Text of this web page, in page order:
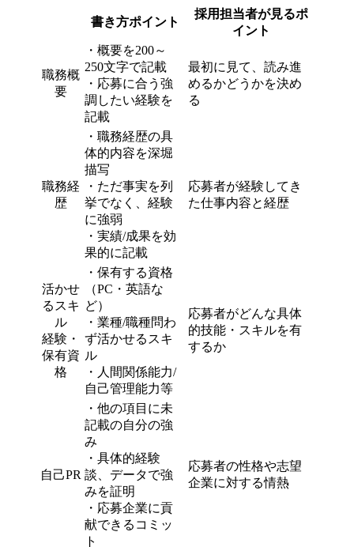
書き方ポイント
採用担当者が見るポ
イント
職務概
要
・概要を200～
250文字で記載
・応募に合う強
調したい経験を
記載
最初に見て、読み進
めるかどうかを決め
る
職務経
歴
・職務経歴の具
体的内容を深堀
描写
・ただ事実を列
挙でなく、経験
に強弱
・実績/成果を効
果的に記載
応募者が経験してき
た仕事内容と経歴
活かせ
るスキ
ル
経験・
保有資
格
・保有する資格
（PC・英語な
ど）
・業種/職種問わ
ず活かせるスキ
ル
・人間関係能力/
自己管理能力等
応募者がどんな具体
的技能・スキルを有
するか
自己PR
・他の項目に未
記載の自分の強
み
・具体的経験
談、データで強
みを証明
・応募企業に貢
献できるコミッ
ト
応募者の性格や志望
企業に対する情熱